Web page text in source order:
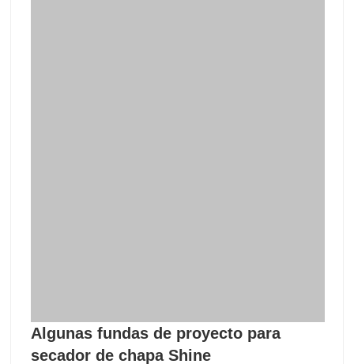
Algunas fundas de proyecto para
secador de chapa Shine